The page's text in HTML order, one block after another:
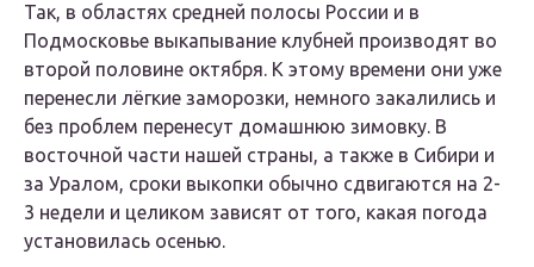
Так, в областях средней полосы России и в
Подмосковье выкапывание клубней производят во
второй половине октября. К этому времени они уже
перенесли лёгкие заморозки, немного закалились и
без проблем перенесут домашнюю зимовку. В
восточной части нашей страны, а также в Сибири и
за Уралом, сроки выкопки обычно сдвигаются на 2-
3 недели и целиком зависят от того, какая погода
установилась осенью.